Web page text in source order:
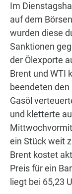
Im
auf dem
wurden diese
Sanktionen
der Ölexporte
Brent und WTI
beendeten
Gasöl
und kletterte
ein Stück weit
Brent kostet
Preis für ein
liegt bei 65,23